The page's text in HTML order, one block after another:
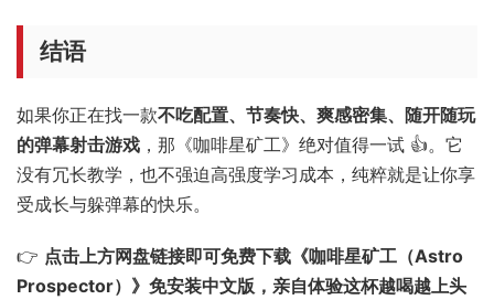
结语
如果你正在找一款不吃配置、节奏快、爽感密集、随开随玩
的弹幕射击游戏 ，那《咖啡星矿工》绝对值得一试 👍。它
没有冗长教学，也不强迫高强度学习成本，纯粹就是让你享
受成长与躲弹幕的快乐。
👉 点击上方网盘链接即可免费下载《咖啡星矿工（Astro
Prospector）》免安装中文版，亲自体验这杯越喝越上头